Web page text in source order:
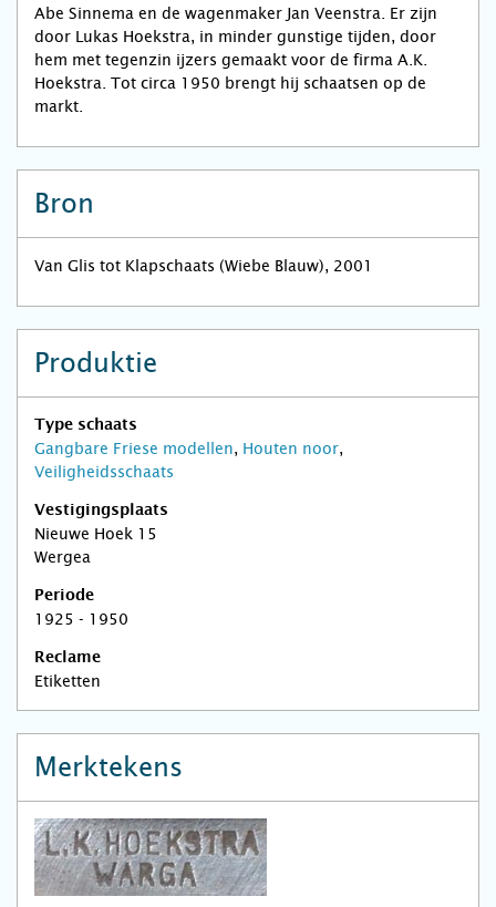
Abe Sinnema en de wagenmaker Jan Veenstra. Er zijn
door Lukas Hoekstra, in minder gunstige tijden, door
hem met tegenzin ijzers gemaakt voor de firma A.K.
Hoekstra. Tot circa 1950 brengt hij schaatsen op de
markt.
Bron
Van Glis tot Klapschaats (Wiebe Blauw), 2001
Produktie
Type schaats
Gangbare Friese modellen, Houten noor,
Veiligheidsschaats
Vestigingsplaats
Nieuwe Hoek 15
Wergea
Periode
1925 - 1950
Reclame
Etiketten
Merktekens